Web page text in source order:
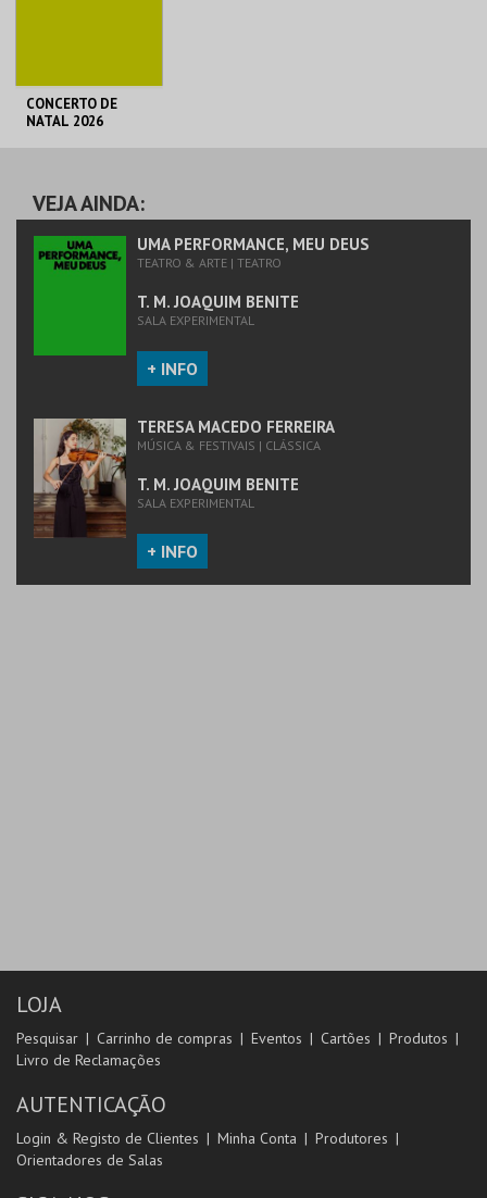
CONCERTO DE
NATAL 2026
BENITE
MAIS INFO
VEJA AINDA:
UMA PERFORMANCE, MEU DEUS
TEATRO & ARTE | TEATRO
T. M. JOAQUIM BENITE
SALA EXPERIMENTAL
+ INFO
TERESA MACEDO FERREIRA
MÚSICA & FESTIVAIS | CLÁSSICA
T. M. JOAQUIM BENITE
SALA EXPERIMENTAL
+ INFO
LOJA
Pesquisar Carrinho de compras Eventos Cartões
Produtos
Livro de Reclamações
AUTENTICAÇÃO
Login & Registo de Clientes Minha Conta
Produtores
Orientadores de Salas